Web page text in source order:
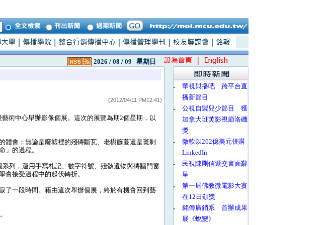
2026 / 08 / 09 星期日
(2012/04/11 PM12:41)
術中心舉辦影像個展。這次的展覽為期2個星期，以
會；無論是廢墟裡的殘磚斷瓦、老樹藤蔓還是斑剝
」的過程。
列，運用手寫札記、數字符號、殘骸遺物與磚牆門窗
接受過程中的起伏轉折。
一段時間。藉由這次舉辦個展，終於有機會回到藝
‧
華視與播吧 跨平台直
播新節目
‧
公視自製兒少節目 獲
加拿大班芙影視節洛磯
獎
‧
微軟以262億美元併購
LinkedIn
‧
民視陳剛信遞交書面辭
呈
‧
第一屆佛教微電影大賽
在12日頒獎
‧
銘傳廣銷系 首辦成果
展《蛻變》